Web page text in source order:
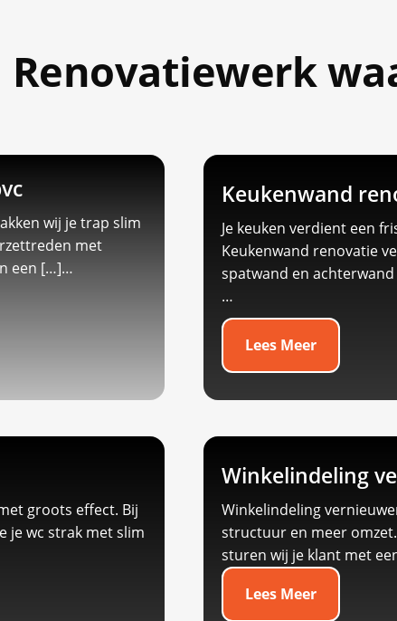
Renovatiewerk
wij je trap slim
met
een […]…
Keukenwand
Je keuken verdient een
Keukenwand renovatie
spatwand en
…
Lees Meer
groots effect.​ Bij
je wc strak met slim
Winkelindeling
Winkelindeling
structuur en meer
sturen wij je klant met
Lees Meer